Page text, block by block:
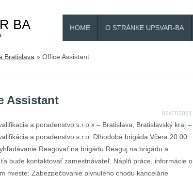
BA HOME O STRÁNKE UPSVAR-BA
Bratislava » Office Assistant
Assistant
02/07/2021
a poradenstvo s.r.o.x – Bratislava, Bratislavský kraj –
a poradenstvo s.r.o. Dlhodobá brigáda Včera 20:00
Reagovať na brigádu Reaguj na brigádu a
bude kontaktovať zamestnávateľ. Náplň práce, informácie o
mieste: Zabezpečovanie plynulého chodu kancelárie